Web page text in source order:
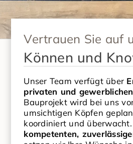
Vertrauen Sie auf
Können und
Unser Team verfügt über
privaten und
Bauprojekt wird bei uns
umsichtigen Köpfen
koordiniert und
kompetenten,